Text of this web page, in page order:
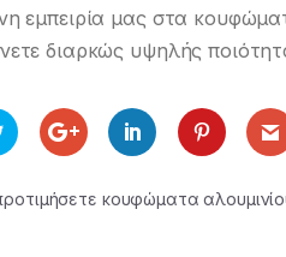
εμπειρία μας στα
διαρκώς υψηλής
άρθρων
κουφώματα